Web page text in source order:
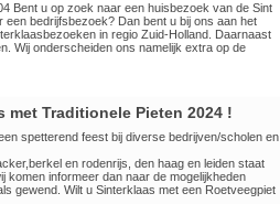
Bent u op zoek naar een huisbezoek van de Sint
bedrijfsbezoek? Dan bent u bij ons aan het
in regio Zuid-Holland. Daarnaast
Wij onderscheiden ons namelijk extra op de
Traditionele Pieten 2024 !
spetterend feest bij diverse bedrijven/scholen en
en rodenrijs, den haag en leiden staat
komen informeer dan naar de mogelijkheden
gewend. Wilt u Sinterklaas met een Roetveegpiet